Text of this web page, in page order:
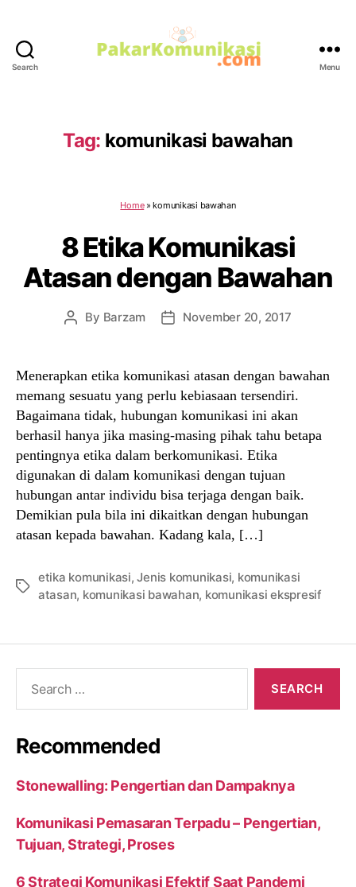
Search Menu
Tag: komunikasi bawahan
Home»komunikasi bawahan
8 Etika Komunikasi
Atasan dengan Bawahan
Post
By Barzam
PostNovember 20, 2017
Menerapkan etika komunikasi atasan dengan bawahan
memang sesuatu yang perlu kebiasaan tersendiri.
Bagaimana tidak, hubungan komunikasi ini akan
berhasil hanya jika masing-masing pihak tahu betapa
pentingnya etika dalam berkomunikasi. Etika
digunakan di dalam komunikasi dengan tujuan
hubungan antar individu bisa terjaga dengan baik.
Demikian pula bila ini dikaitkan dengan hubungan
atasan kepada bawahan. Kadang kala, […]
Tags
etika komunikasi,Jenis komunikasi, komunikasi
atasan, komunikasi bawahan, komunikasi ekspresif
Recommended
Stonewalling: Pengertian dan Dampaknya
Komunikasi Pemasaran Terpadu – Pengertian,
Tujuan, Strategi, Proses
6 Strategi Komunikasi Efektif Saat Pandemi